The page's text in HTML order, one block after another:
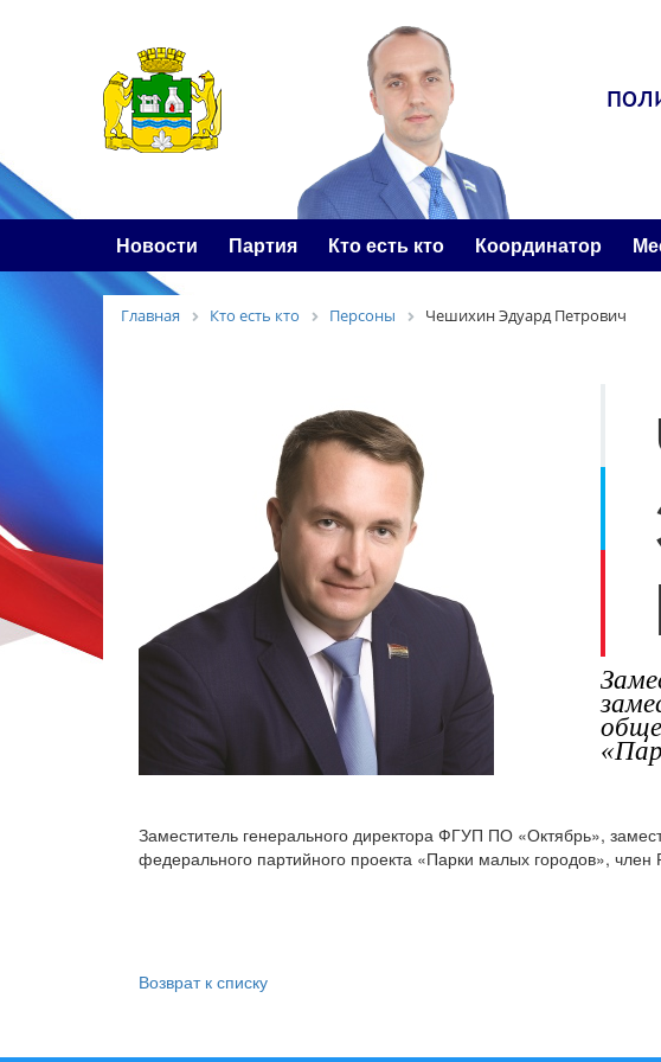
Новости Партия Кто есть кто Координатор
Главная Кто есть кто Персоны Чешихин Эдуард Петрович
Заместитель генерального директора ФГУП ПО «Октябрь»,
федерального партийного проекта «Парки малых городов», член
Возврат к списку